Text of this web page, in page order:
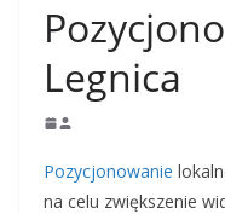
Legnica
Pozycjonowanie
na celu zwiększenie